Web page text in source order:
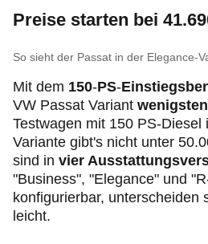
Preise starten bei
So sieht der Passat in der Elegance-
Mit dem 150-PS-
VW Passat Variant
Testwagen mit 150 PS-Diesel
Variante gibt's nicht unter
sind in vier
"Business", "Elegance" und
konfigurierbar, unterscheiden
leicht.